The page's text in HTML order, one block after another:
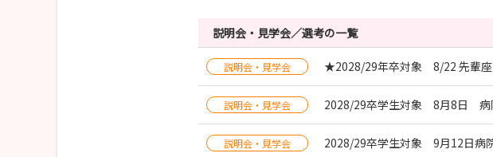
説明会・見学会／選考の一覧
説明会・見学会 ★2028/29年卒対象 8/22 先輩座
説明会・見学会 2028/29卒学生対象 8月8日 病
説明会・見学会 2028/29卒学生対象 9月12日病